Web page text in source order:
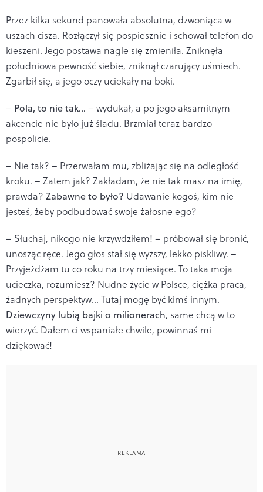
Przez kilka sekund panowała absolutna, dzwoniąca w
uszach cisza. Rozłączył się pospiesznie i schował telefon do
kieszeni. Jego postawa nagle się zmieniła. Zniknęła
południowa pewność siebie, zniknął czarujący uśmiech.
Zgarbił się, a jego oczy uciekały na boki.
– Pola, to nie tak... – wydukał, a po jego aksamitnym
akcencie nie było już śladu. Brzmiał teraz bardzo
pospolicie.
– Nie tak? – Przerwałam mu, zbliżając się na odległość
kroku. – Zatem jak? Zakładam, że nie tak masz na imię,
prawda? Zabawne to było? Udawanie kogoś, kim nie
jesteś, żeby podbudować swoje żałosne ego?
– Słuchaj, nikogo nie krzywdziłem! – próbował się bronić,
unosząc ręce. Jego głos stał się wyższy, lekko piskliwy. –
Przyjeżdżam tu co roku na trzy miesiące. To taka moja
ucieczka, rozumiesz? Nudne życie w Polsce, ciężka praca,
żadnych perspektyw... Tutaj mogę być kimś innym.
Dziewczyny lubią bajki o milionerach, same chcą w to
wierzyć. Dałem ci wspaniałe chwile, powinnaś mi
dziękować!